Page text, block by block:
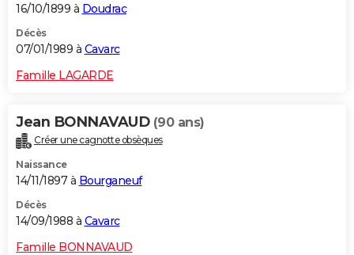
16/10/1899 à Doudrac
Décès
07/01/1989 à Cavarc
Famille LAGARDE
Jean BONNAVAUD (90 ans)
Créer une cagnotte obsèques
Naissance
14/11/1897 à Bourganeuf
Décès
14/09/1988 à Cavarc
Famille BONNAVAUD